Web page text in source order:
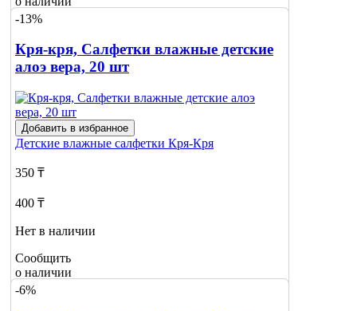
-13%
Кря-кря, Салфетки влажные детские
алоэ вера, 20 шт
Добавить в избранное
Детские влажные салфетки Кря-Кря
350 ₸
400 ₸
Нет в наличии
Сообщить
о наличии
-6%